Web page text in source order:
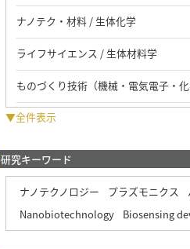
ナノテク・材料 / 生体化学
ライフサイエンス / 生体材料学
ものづくり技術（機械・電気電子・
▼全件表示
研究キーワード
ナノテクノロジー プラズモニクス
Nanobiotechnology
Biosensing